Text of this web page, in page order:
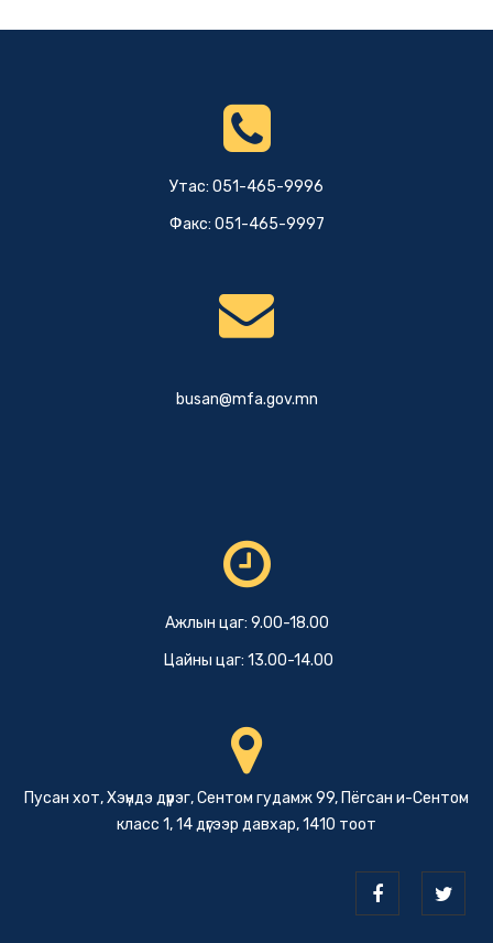
Утас: 051-465-9996
Факс: 051-465-9997
busan@mfa.gov.mn
Ажлын цаг: 9.00-18.00
Цайны цаг: 13.00-14.00
Пусан хот, Хэүндэ дүүрэг, Сентом гудамж 99, Пёгсан и-Сентом
класс 1, 14 дүгээр давхар, 1410 тоот